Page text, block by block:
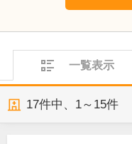
一覧表示
17件中、 1～15件